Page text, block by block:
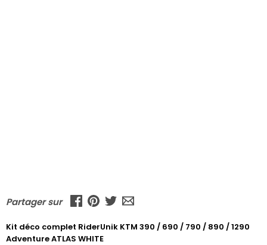
Partager sur
Kit déco complet RiderUnik KTM 390 / 690 / 790 / 890 / 1290
Adventure ATLAS WHITE